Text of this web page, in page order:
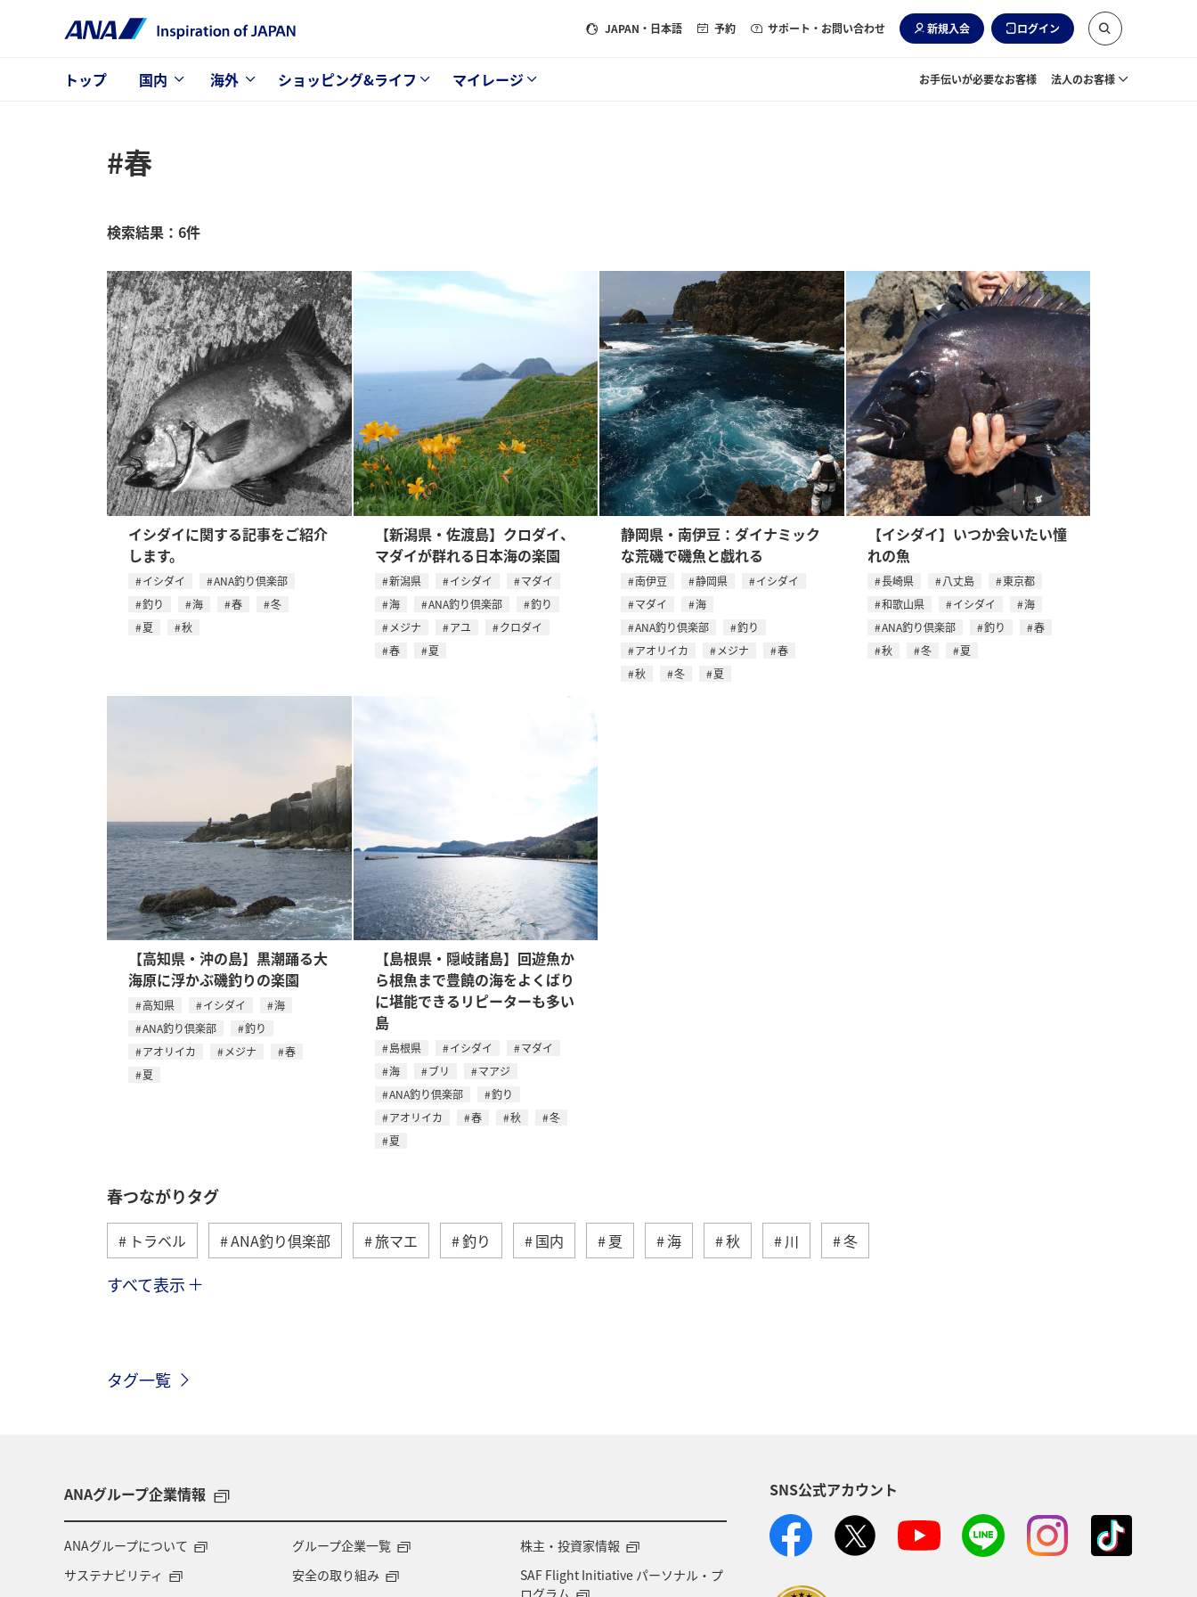
JAPAN ・日本語 予約 サポート・お問い合わせ 新規入会 ログイン
トップ 国内 海外 ショッピング&ライフ マイレージ お手伝いが必要なお客様 法人のお客様
#春
検索結果：6件
イシダイに関する記事をご紹介
します。
イシダイ
ANA釣り倶楽部
釣り
海 春
冬
夏
秋
【新潟県・佐渡島】クロダイ、
マダイが群れる日本海の楽園
新潟県 イシダイ
マダイ
海
ANA釣り倶楽部
釣り
メジナ
アユ
クロダイ
春
夏
静岡県・南伊豆：ダイナミック
な荒磯で磯魚と戯れる
南伊豆 静岡県
イシダイ
マダイ
海
ANA釣り倶楽部
釣り
アオリイカ
メジナ
春
秋
冬 夏
【イシダイ】いつか会いたい憧
れの魚
長崎県 八丈島
東京都
和歌山県
イシダイ
海
ANA釣り倶楽部
釣り
春
秋
冬 夏
【高知県・沖の島】黒潮踊る大
海原に浮かぶ磯釣りの楽園
高知県 イシダイ
海
ANA釣り倶楽部
釣り
アオリイカ
メジナ
春
夏
【島根県・隠岐諸島】回遊魚か
ら根魚まで豊饒の海をよくばり
に堪能できるリピーターも多い
島
島根県 イシダイ
マダイ
海
ブリ
マアジ
ANA釣り倶楽部
釣り
アオリイカ
春 秋
冬
夏
春つながりタグ
トラベル ANA釣り倶楽部 旅マエ 釣り 国内 夏 海 秋 川 冬
旅ナカ
メジナ
埼玉県 石垣 島根県 長野県
メキシコ お祭り・イベント ツアー 家族旅行 関東・甲信越地方 熊本県 宮崎県 関西地方 大阪府
オーストラリア アメリカ・カナダ・中南米
すべて表示
タグ一覧
ANAグループ企業情報
ANAグループについて グループ企業一覧
株主・投資家情報
サステナビリティ
安全の取り組み
SAF Flight Initiative パーソナル・プ
ログラム
SNS公式アカウント